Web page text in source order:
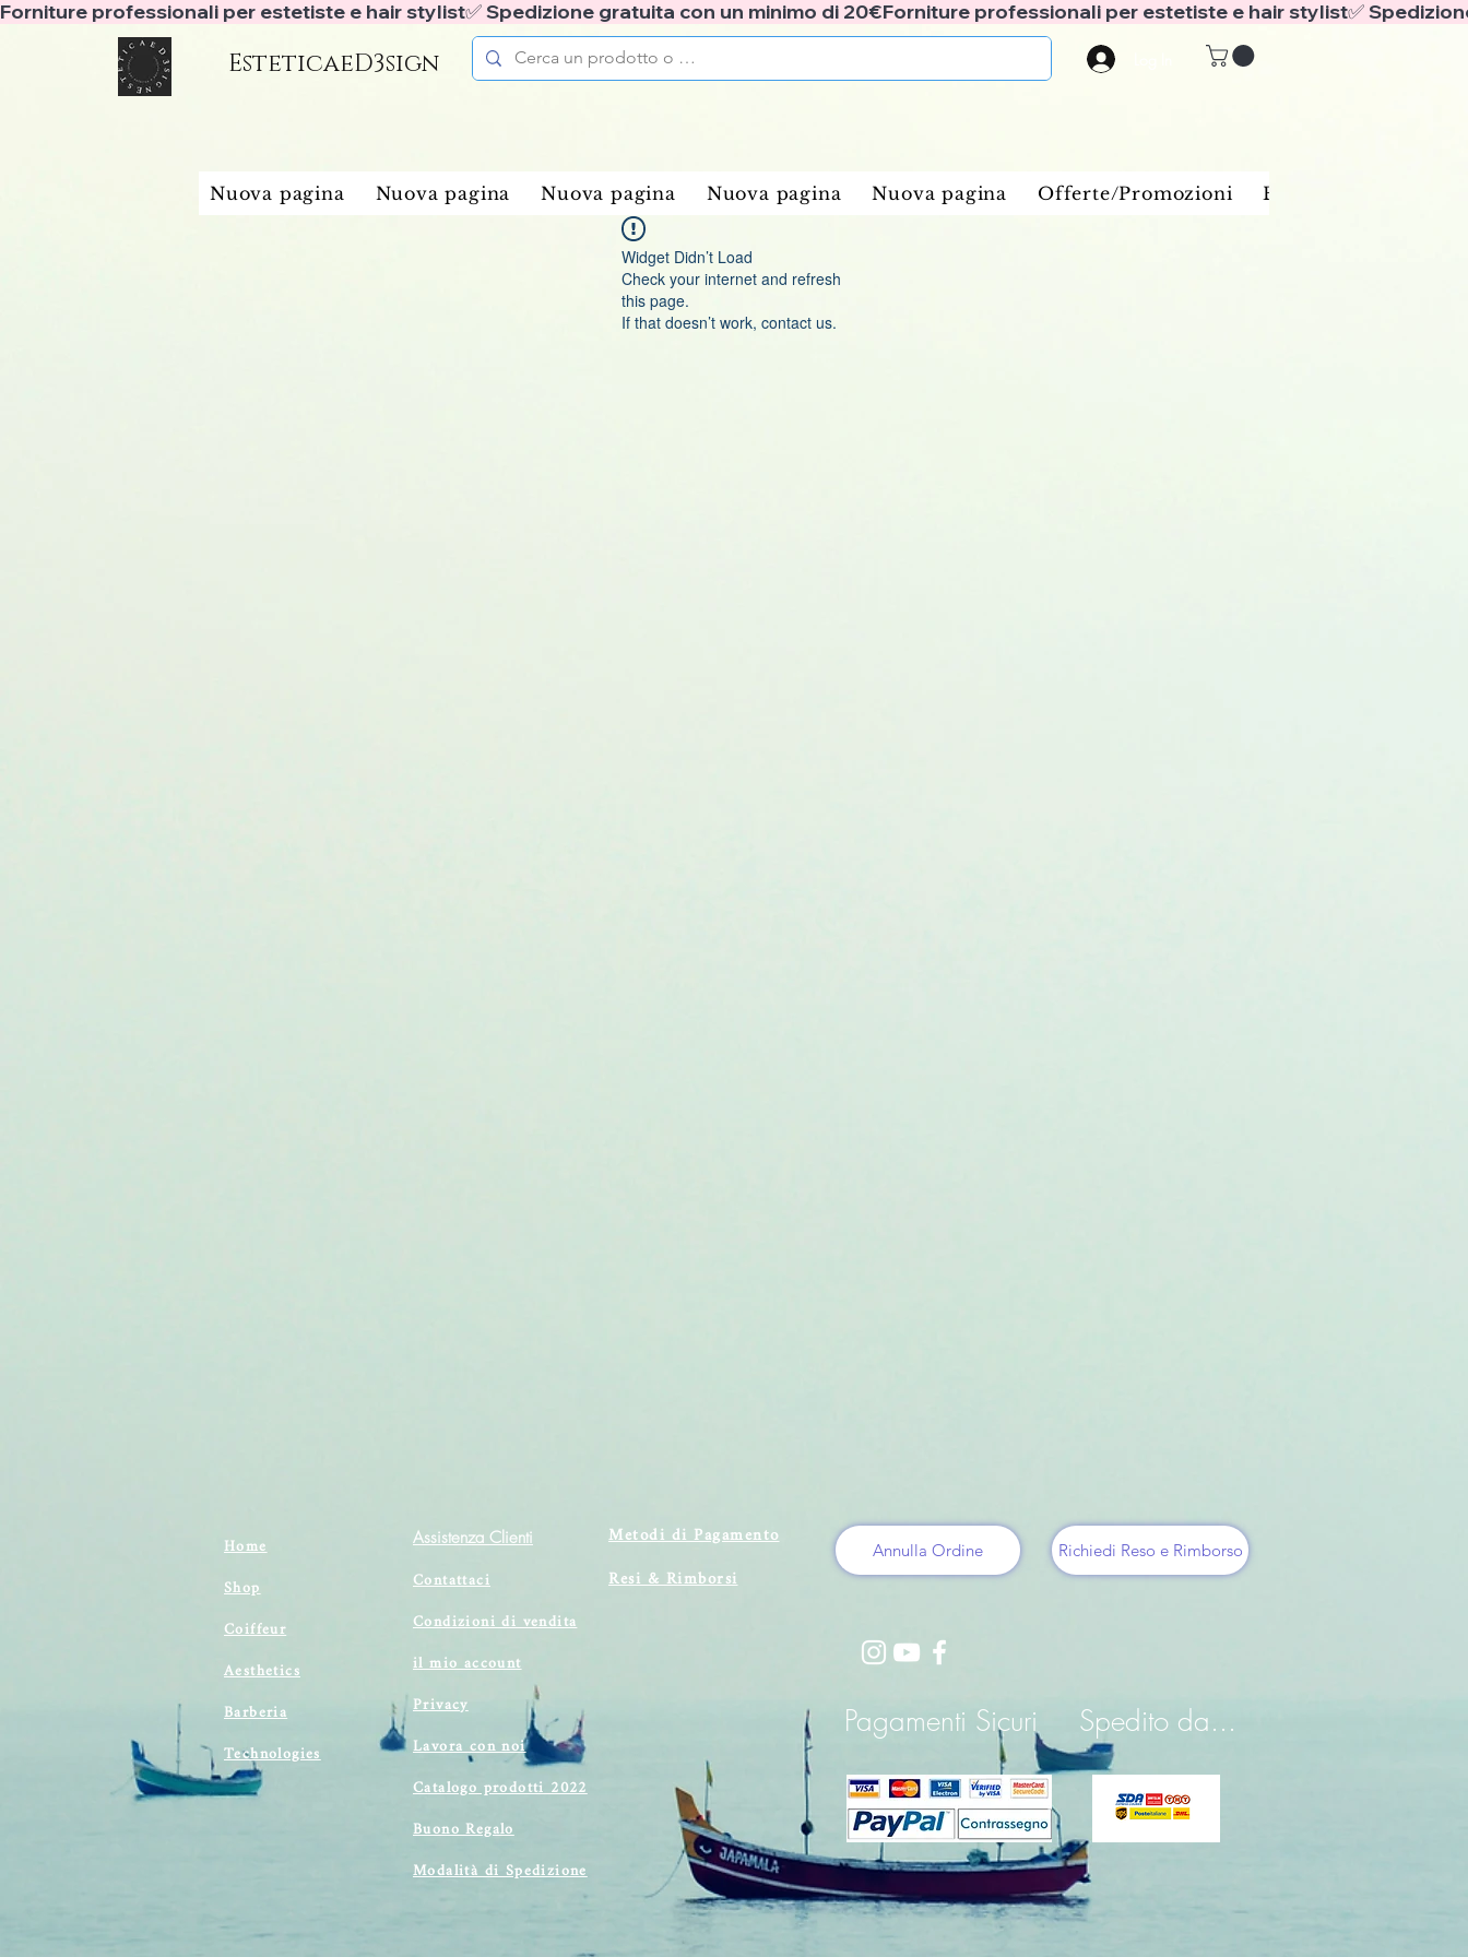
Forniture professionali per estetiste e hair stylist✅ Spedizione gratuita con un minimo di 20€
EsteticaeD3sign
Nuova pagina Nuova pagina Nuova pagina Nuova pagina Nuova pagina Offerte/Promozioni Benessere e spa
Widget Didn’t Load
Check your internet and refresh
this page.
If that doesn’t work, contact us.
Home
Shop
Coiffeur
Aesthetics
Barberia
Technologies
Assistenza Clienti
Contattaci
Condizioni di vendita
il mio account
Privacy
Lavora con noi
Catalogo prodotti 2022
Buono Regalo
Modalità di Spedizione
Metodi di Pagamento
Resi & Rimborsi
Annulla Ordine Richiedi Reso e Rimborso
Pagamenti Sicuri Spedito da...